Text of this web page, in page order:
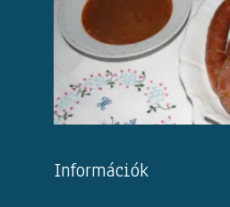
Információk